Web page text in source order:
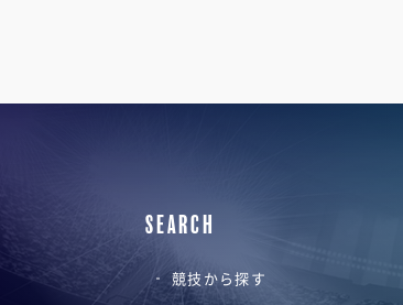
SEARCH
競技から探す